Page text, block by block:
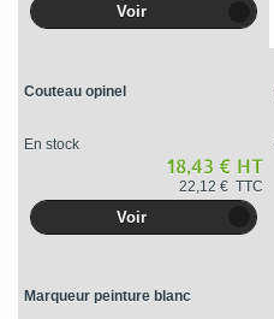
Voir
Couteau opinel
En stock
18,43 € HT
22,12 € TTC
Voir
Marqueur peinture blanc